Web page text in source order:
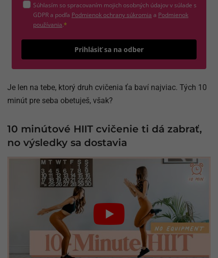
Súhlasím so spracovaním mojich osobných údajov v súlade s
GDPR a podľa Podmienok ochrany súkromia (otvorí sa v novom okne)
a Podmienok
používania(otvorí sa v novom okne)
.*
Prihlásiť sa na odber
Je len na tebe, ktorý druh cvičenia ťa baví najviac. Tých 10
minút pre seba obetuješ, však?
10 minútové HIIT cvičenie ti dá zabrať,
no výsledky sa dostavia